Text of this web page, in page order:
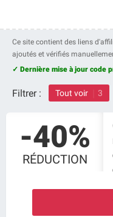
Ce site contient des liens
ajoutés et vérifiés
✓ Dernière mise à jour code
Filtrer : Tout voir 3
-40%
RÉDUCTION